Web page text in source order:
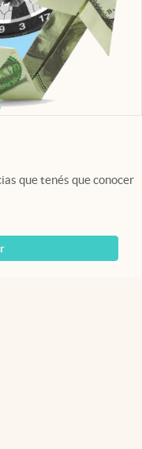
que tenés que conocer